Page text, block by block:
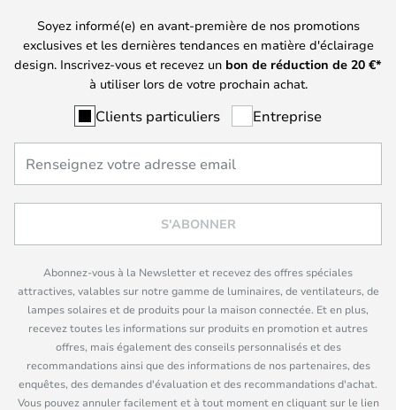
Soyez informé(e) en avant-première de nos promotions
exclusives et les dernières tendances en matière d'éclairage
design. Inscrivez-vous et recevez un bon de réduction de 20 €*
à utiliser lors de votre prochain achat.
Clients particuliers Entreprise
S'ABONNER
Abonnez-vous à la Newsletter et recevez des offres spéciales
attractives, valables sur notre gamme de luminaires, de ventilateurs, de
lampes solaires et de produits pour la maison connectée. Et en plus,
recevez toutes les informations sur produits en promotion et autres
offres, mais également des conseils personnalisés et des
recommandations ainsi que des informations de nos partenaires, des
enquêtes, des demandes d'évaluation et des recommandations d'achat.
Vous pouvez annuler facilement et à tout moment en cliquant sur le lien